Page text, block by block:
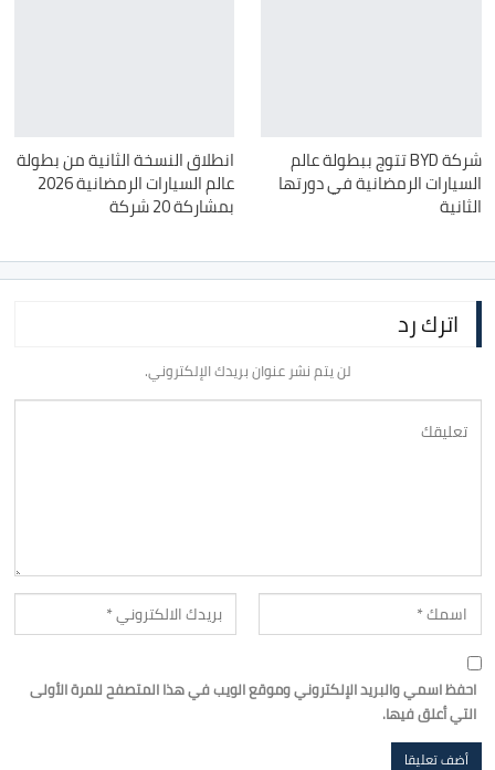
شركة BYD تتوج ببطولة عالم
السيارات الرمضانية في دورتها
الثانية
انطلاق النسخة الثانية من بطولة
عالم السيارات الرمضانية 2026
بمشاركة 20 شركة
اترك رد
لن يتم نشر عنوان بريدك الإلكتروني.
احفظ اسمي والبريد الإلكتروني وموقع الويب في هذا المتصفح للمرة الأولى
التي أعلق فيها.